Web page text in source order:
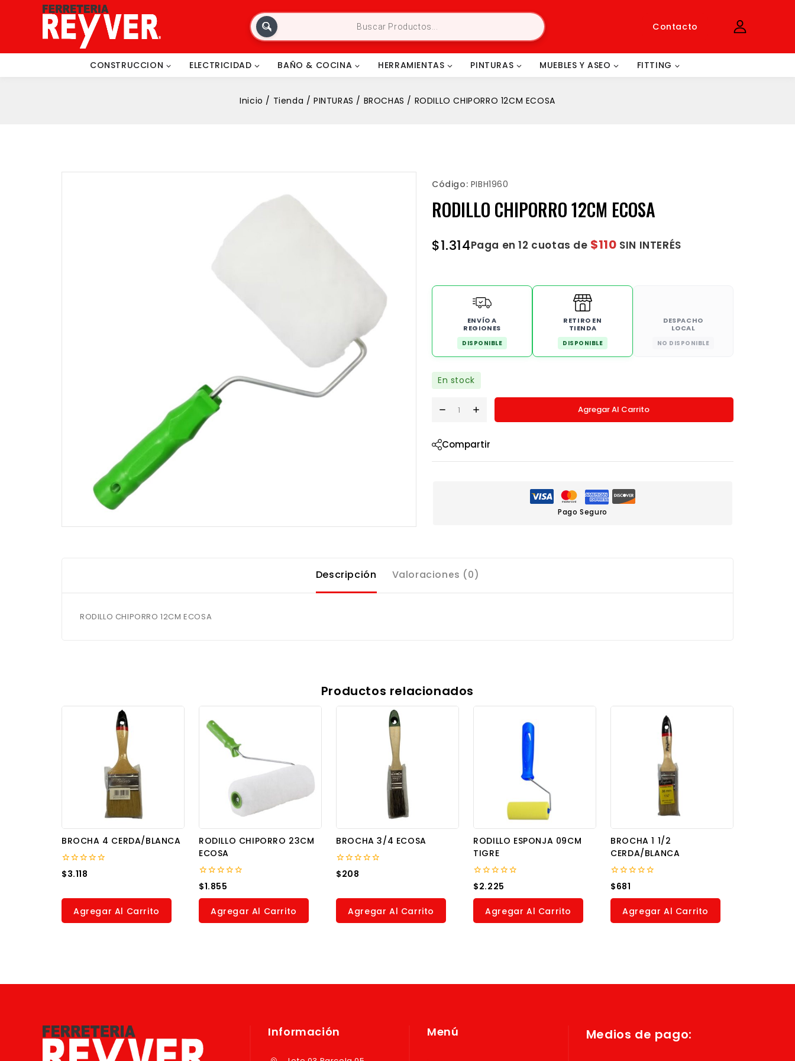
Contacto
CONSTRUCCION ELECTRICIDAD BAÑO & COCINA HERRAMIENTAS PINTURAS MUEBLES Y ASEO FITTING
Inicio / Tienda / PINTURAS / BROCHAS / RODILLO CHIPORRO 12CM ECOSA
Código: PIBH1960
RODILLO CHIPORRO 12CM ECOSA
$1.314Paga en 12 cuotas de $110 SIN INTERÉS
ENVÍO A
REGIONES
DISPONIBLE
RETIRO EN
TIENDA
DISPONIBLE
DESPACHO
LOCAL
NO DISPONIBLE
En stock
Agregar Al Carrito
Compartir
Pago Seguro
Descripción Valoraciones (0)
RODILLO CHIPORRO 12CM ECOSA
Productos relacionados
BROCHA 4 CERDA/BLANCA
0
out
$3.118
Agregar Al Carrito
RODILLO CHIPORRO 23CM
ECOSA
0
out
of
$1.855
Agregar Al Carrito
BROCHA 3/4 ECOSA
0
out
$208
Agregar Al Carrito
RODILLO ESPONJA 09CM
TIGRE
0
out
of
$2.225
Agregar Al Carrito
BROCHA 1 1/2
CERDA/BLANCA
0
out
of
$681
Agregar Al Carrito
Información Menú Medios de pago: